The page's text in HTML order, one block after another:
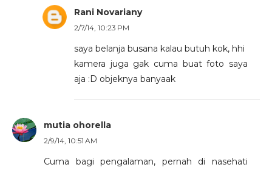
Rani Novariany
2/7/14, 10:23 PM
saya belanja busana kalau butuh kok, hhi
kamera juga gak cuma buat foto saya
aja :D objeknya banyaak
mutia ohorella
2/9/14, 10:51 AM
Cuma bagi pengalaman, pernah di nasehati